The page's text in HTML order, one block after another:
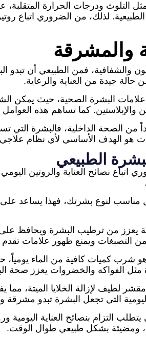
مثل التلوث ودرجات الحرارة
الطبيعية. لذلك، من الضروري
والمشرقة
والشفافية، فمن الطبيعي أن
جيدة من العناية والرعاية.
البشرة الصحية، حيث يمكن
والإيلاستين. كما تساهم هذه
من الصحة الداخلية، فالبشرة
هو الهدف الأساسي لأي نظام
الطبيعي
اتباع نصائح العناية والروتين
لنوع بشرتك، فهذا يساعد على
يعزز من ترطيب البشرة ويحافظ
التصبغات ويمنع ظهور علامات
شرب كميات كافية من الماء
الفواكه والخضروات يعزز صحة
لطيف لإزالة الخلايا الميتة،
اليومية التي تجعل البشرة تبدو
التزام بنصائح العناية اليومية
ومضيئة بشكل طبيعي طوال الوقت.